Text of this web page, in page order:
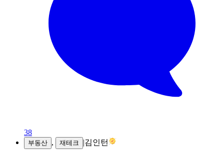
38
부동산 , 재테크 |김인턴